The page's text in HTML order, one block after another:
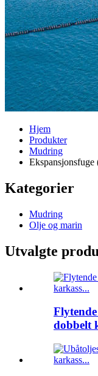
Hjem
Produkter
Mudring
Kategorier
Mudring
Olje og marin
Utvalgte
dobbelt